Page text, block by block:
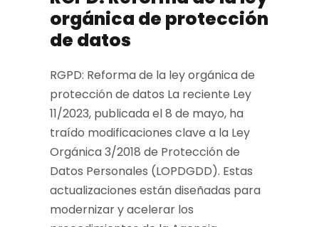
orgánica de protección
de datos
RGPD: Reforma de la ley orgánica de
protección de datos La reciente Ley
11/2023, publicada el 8 de mayo, ha
traído modificaciones clave a la Ley
Orgánica 3/2018 de Protección de
Datos Personales (LOPDGDD). Estas
actualizaciones están diseñadas para
modernizar y acelerar los